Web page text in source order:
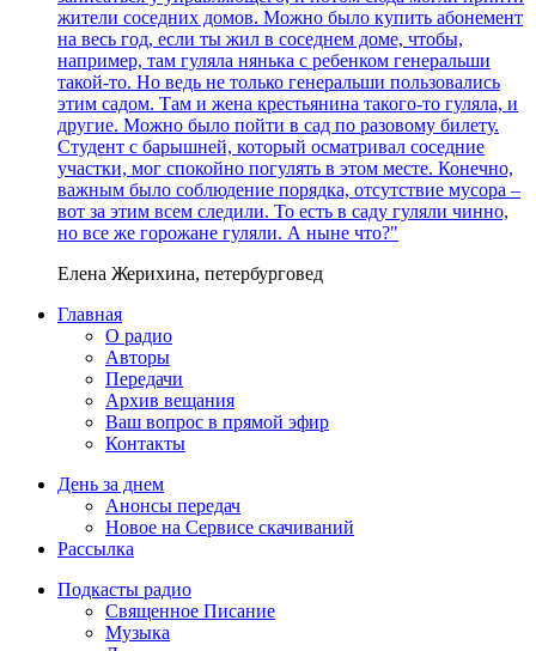
жители соседних домов. Можно было купить абонемент
на весь год, если ты жил в соседнем доме, чтобы,
например, там гуляла нянька с ребенком генеральши
такой-то. Но ведь не только генеральши пользовались
этим садом. Там и жена крестьянина такого-то гуляла, и
другие. Можно было пойти в сад по разовому билету.
Студент с барышней, который осматривал соседние
участки, мог спокойно погулять в этом месте. Конечно,
важным было соблюдение порядка, отсутствие мусора –
вот за этим всем следили. То есть в саду гуляли чинно,
но все же горожане гуляли. А ныне что?"
Елена Жерихина, петербурговед
Главная
О радио
Авторы
Передачи
Архив вещания
Ваш вопрос в прямой эфир
Контакты
День за днем
Анонсы передач
Новое на Сервисе скачиваний
Рассылка
Подкасты радио
Священное Писание
Музыка